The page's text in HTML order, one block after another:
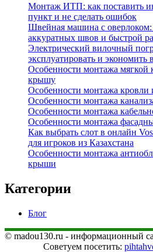
Монтаж ИТП: как поставить
пункт и не сделать ошибок
Швейная машина с
аккуратных швов и быстрой
Электрический вилочный
эксплуатировать и экономить
Особенности монтажа
крышу
Особенности монтажа кровли
Особенности монтажа
Особенности монтажа
Особенности монтажа
Как выбрать слот в онлайн
для игроков из Казахстана
Особенности монтажа
крыши
Категории
Блог
© madou130.ru - информационный
Советуем посетить: